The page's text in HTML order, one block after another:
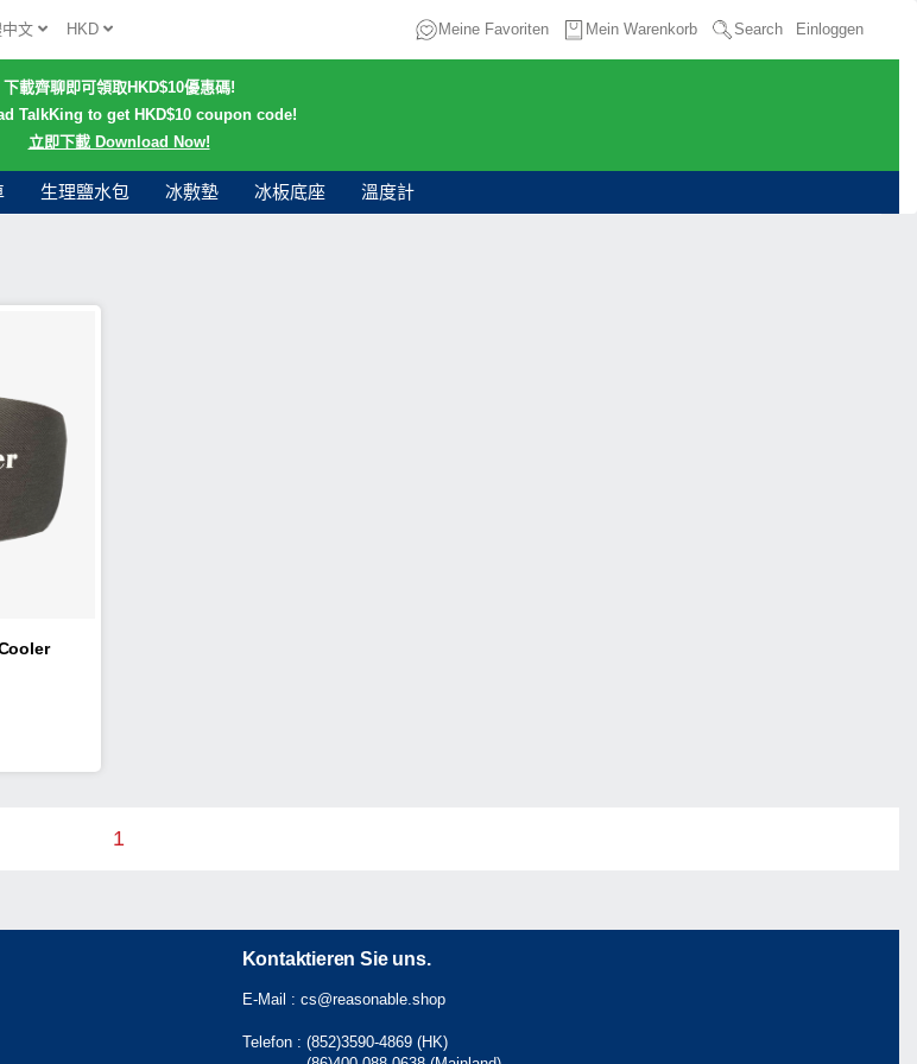
文 HKD Meine Favoriten Mein Warenkorb Search Einloggen
下載齊聊即可領取HKD$10優惠碼!
TalkKing to get HKD$10 coupon code!
立即下載 Download Now!
生理鹽水包 冰敷墊 冰板底座 溫度計
1
Kontaktieren Sie uns.
E-Mail : cs@reasonable.shop
Telefon : (852)3590-4869 (HK)